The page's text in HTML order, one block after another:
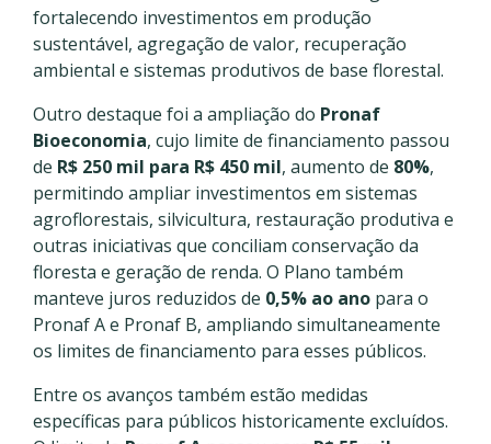
fortalecendo investimentos em produção
sustentável, agregação de valor, recuperação
ambiental e sistemas produtivos de base florestal.
Outro destaque foi a ampliação do Pronaf
Bioeconomia, cujo limite de financiamento passou
de R$ 250 mil para R$ 450 mil, aumento de 80%,
permitindo ampliar investimentos em sistemas
agroflorestais, silvicultura, restauração produtiva e
outras iniciativas que conciliam conservação da
floresta e geração de renda. O Plano também
manteve juros reduzidos de 0,5% ao ano para o
Pronaf A e Pronaf B, ampliando simultaneamente
os limites de financiamento para esses públicos.
Entre os avanços também estão medidas
específicas para públicos historicamente excluídos.